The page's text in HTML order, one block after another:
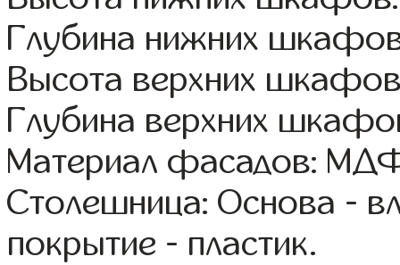
Глубина нижних
Высота верхних
Глубина верхних
Материал фасадов:
Столешница: Основа -
покрытие - пластик.